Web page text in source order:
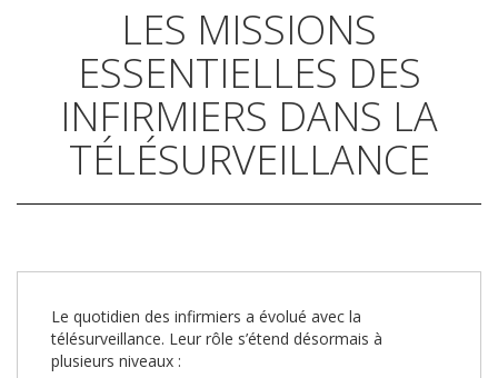
LES MISSIONS
ESSENTIELLES DES
INFIRMIERS DANS LA
TÉLÉSURVEILLANCE
Le quotidien des infirmiers a évolué avec la
télésurveillance. Leur rôle s’étend désormais à
plusieurs niveaux :